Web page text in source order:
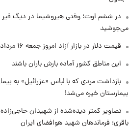
در ششم اوت؛ وقتی هیروشیما در دیگ قیر
می‌جوشید
قیمت دلار در بازار آزاد امروز جمعه ۱۶ مرداد ۱۴۰۵
این مناطق کشور آماده بارش باران باشند
بازداشت مردی که با لباس «عزرائیل» به
بیمارستان خیره می‌شد!
تصاویر کمتر دیده‌شده از شهیدان
باقری؛ فرماندهان شهید هوافضای ایران